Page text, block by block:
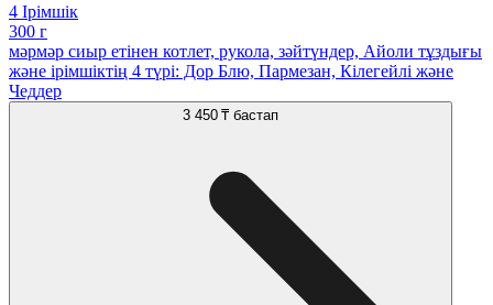
4 Iрімшік
300 г
мəрмəр сиыр етінен котлет, рукола, зəйтүндер, Айоли тұздығы
жəне ірімшіктің 4 түрі: Дор Блю, Пармезан, Кілегейлі жəне
Чеддер
3 450 ₸ бастап